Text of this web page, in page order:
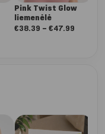
Pink Twist Glow
liemenėlė
€38.39 – €47.99